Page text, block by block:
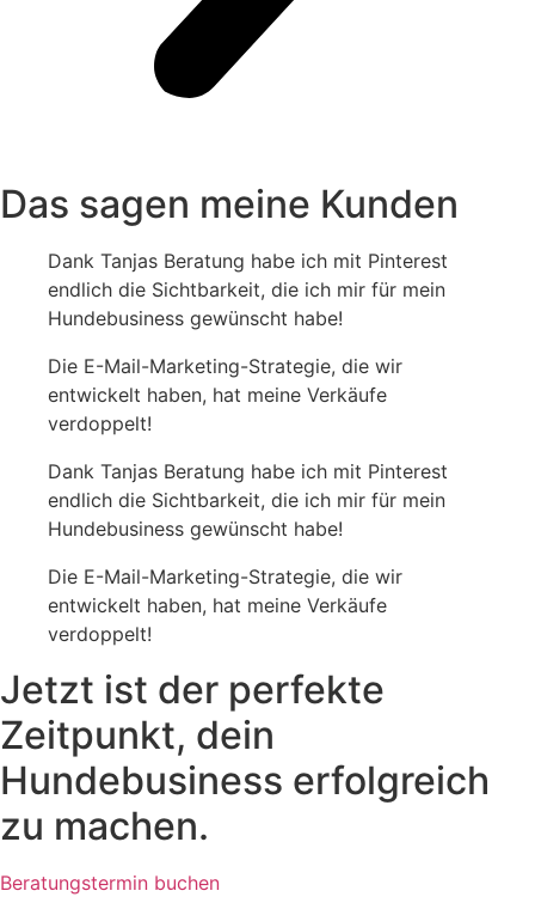
Das sagen meine Kunden
Dank Tanjas Beratung habe ich mit Pinterest
endlich die Sichtbarkeit, die ich mir für mein
Hundebusiness gewünscht habe!
Die E-Mail-Marketing-Strategie, die wir
entwickelt haben, hat meine Verkäufe
verdoppelt!
Dank Tanjas Beratung habe ich mit Pinterest
endlich die Sichtbarkeit, die ich mir für mein
Hundebusiness gewünscht habe!
Die E-Mail-Marketing-Strategie, die wir
entwickelt haben, hat meine Verkäufe
verdoppelt!
Jetzt ist der perfekte
Zeitpunkt, dein
Hundebusiness erfolgreich
zu machen.
Beratungstermin buchen